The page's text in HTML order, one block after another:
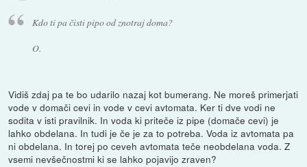
Kdo ti pa čisti pipo od znotraj doma?
O.
Vidiš zdaj pa te bo udarilo nazaj kot bumerang. Ne moreš primerjati
vode v domači cevi in vode v cevi avtomata. Ker ti dve vodi ne
sodita v isti pravilnik. In voda ki priteče iz pipe (domače cevi) je
lahko obdelana. In tudi je če je za to potreba. Voda iz avtomata pa
ni obdelana. In torej po ceveh avtomata teče neobdelana voda. Z
vsemi nevšečnostmi ki se lahko pojavijo zraven?